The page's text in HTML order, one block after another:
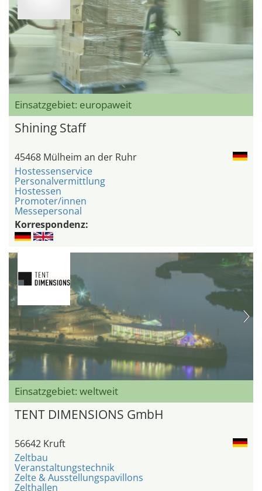
Einsatzgebiet: europaweit
Shining Staff
45468 Mülheim an der Ruhr
Hostessenservice
Personalvermittlung
Hostessen
Promoter/innen
Messepersonal
Korrespondenz:
Einsatzgebiet: weltweit
TENT DIMENSIONS GmbH
56642 Kruft
Zeltbau
Veranstaltungstechnik
Zelte & Ausstellungspavillons
Zelthallen